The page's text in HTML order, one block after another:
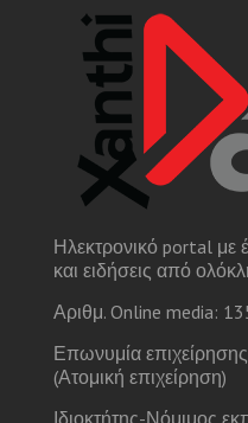
Ηλεκτρονικό portal με
και ειδήσεις από
Αριθμ. Online media:
Επωνυμία
(Ατομική επιχείρηση)
Ιδιοκτήτης-Νόμιμος